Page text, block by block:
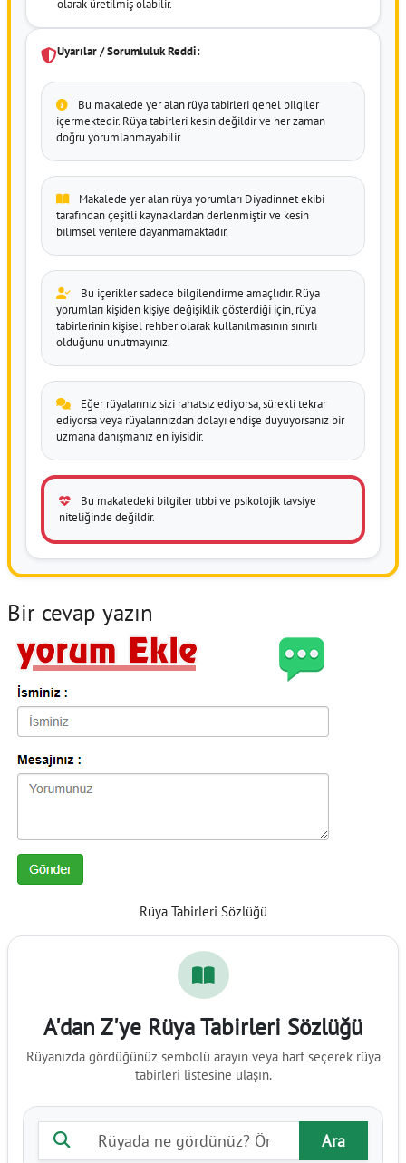
olarak üretilmiş olabilir.
Uyarılar / Sorumluluk Reddi:
Bu makalede yer alan rüya tabirleri genel bilgiler
içermektedir. Rüya tabirleri kesin değildir ve her zaman
doğru yorumlanmayabilir.
Makalede yer alan rüya yorumları Diyadinnet ekibi
tarafından çeşitli kaynaklardan derlenmiştir ve kesin
bilimsel verilere dayanmamaktadır.
Bu içerikler sadece bilgilendirme amaçlıdır. Rüya
yorumları kişiden kişiye değişiklik gösterdiği için, rüya
tabirlerinin kişisel rehber olarak kullanılmasının sınırlı
olduğunu unutmayınız.
Eğer rüyalarınız sizi rahatsız ediyorsa, sürekli tekrar
ediyorsa veya rüyalarınızdan dolayı endişe duyuyorsanız bir
uzmana danışmanız en iyisidir.
Bu makaledeki bilgiler tıbbi ve psikolojik tavsiye
niteliğinde değildir.
Bir cevap yazın
Rüya Tabirleri Sözlüğü
A'dan Z'ye Rüya Tabirleri Sözlüğü
Rüyanızda gördüğünüz sembolü arayın veya harf seçerek rüya
tabirleri listesine ulaşın.
Rüya tabiri ara
Ara